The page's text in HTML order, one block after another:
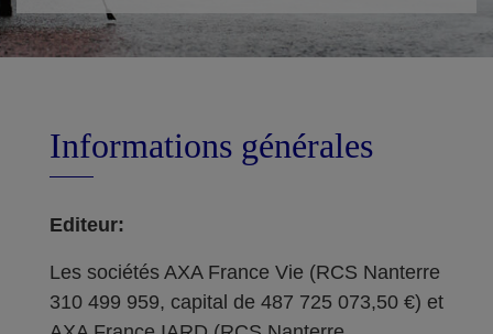
Informations générales
Editeur:
Les sociétés AXA France Vie (RCS Nanterre
310 499 959, capital de 487 725 073,50 €) et